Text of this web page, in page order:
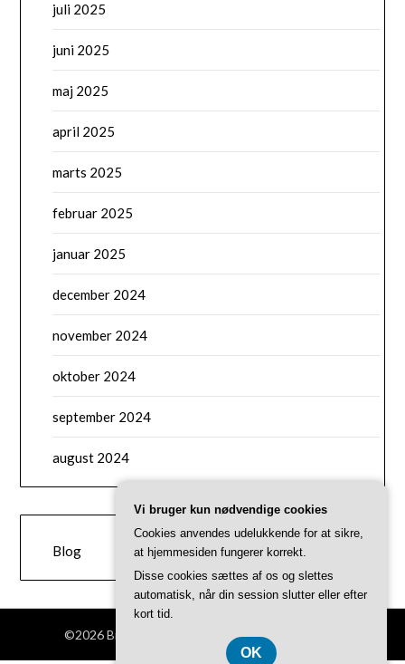
juli 2025
juni 2025
maj 2025
april 2025
marts 2025
februar 2025
januar 2025
december 2024
november 2024
oktober 2024
september 2024
august 2024
CATEGORIES
Blog
©2026 Brondbytri.dk | Theme bySuperbThemes
Vi bruger kun nødvendige cookies
Cookies anvendes udelukkende for at sikre,
at hjemmesiden fungerer korrekt.
Disse cookies sættes af os og slettes
automatisk, når din session slutter eller efter
kort tid.
OK